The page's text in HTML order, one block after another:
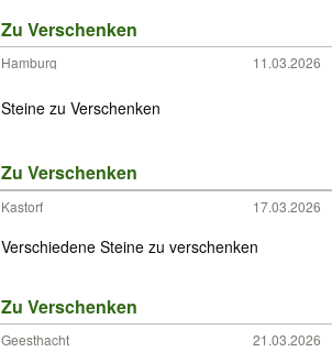
Zu Verschenken
Hamburg 11.03.2026
Steine zu Verschenken
Zu Verschenken
Kastorf 17.03.2026
Verschiedene Steine zu verschenken
Zu Verschenken
Geesthacht 21.03.2026